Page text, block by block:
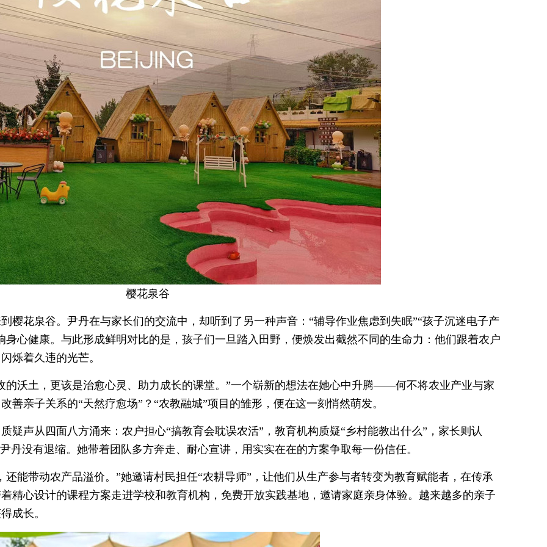
樱花泉谷
樱花泉谷。尹丹在与家长们的交流中，却听到了另一种声音：“辅导作业焦虑到失眠”“孩子沉迷电子产
心健康。与此形成鲜明对比的是，孩子们一旦踏入田野，便焕发出截然不同的生命力：他们跟着农户
烁着久违的光芒。
的沃土，更该是治愈心灵、助力成长的课堂。”一个崭新的想法在她心中升腾——何不将农业产业与家
善亲子关系的“天然疗愈场”？“农教融城”项目的雏形，便在这一刻悄然萌发。
疑声从四面八方涌来：农户担心“搞教育会耽误农活”，教育机构质疑“乡村能教出什么”，家长则认
丹没有退缩。她带着团队多方奔走、耐心宣讲，用实实在在的方案争取每一份信任。
能带动农产品溢价。”她邀请村民担任“农耕导师”，让他们从生产参与者转变为教育赋能者，在传承
精心设计的课程方案走进学校和教育机构，免费开放实践基地，邀请家庭亲身体验。越来越多的亲子
成长。